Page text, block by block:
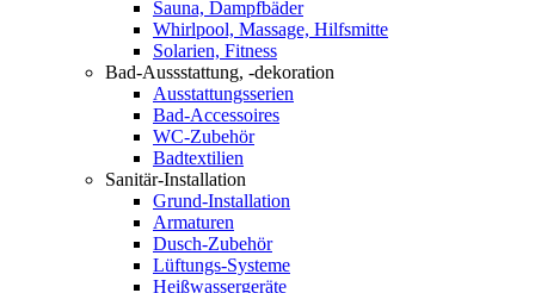
Sauna, Dampfbäder
Whirlpool, Massage, Hilfsmitte
Solarien, Fitness
Bad-Aussstattung, -dekoration
Ausstattungsserien
Bad-Accessoires
WC-Zubehör
Badtextilien
Sanitär-Installation
Grund-Installation
Armaturen
Dusch-Zubehör
Lüftungs-Systeme
Heißwassergeräte